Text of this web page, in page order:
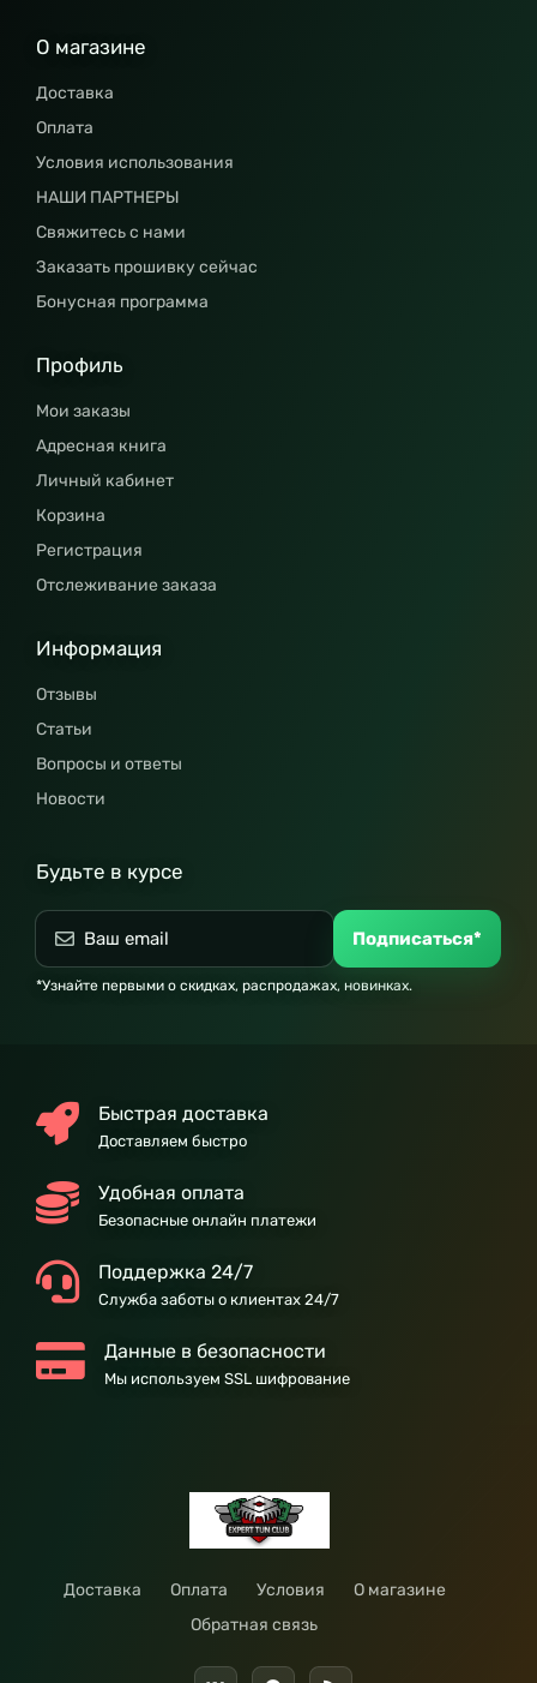
О магазине
Доставка
Оплата
Условия использования
НАШИ ПАРТНЕРЫ
Свяжитесь с нами
Заказать прошивку сейчас
Бонусная программа
Профиль
Мои заказы
Адресная книга
Личный кабинет
Корзина
Регистрация
Отслеживание заказа
Информация
Отзывы
Статьи
Вопросы и ответы
Новости
Будьте в курсе
Подписаться*
*Узнайте первыми о скидках, распродажах, новинках.
Быстрая доставка
Доставляем быстро
Удобная оплата
Безопасные онлайн платежи
Поддержка 24/7
Служба заботы о клиентах 24/7
Данные в безопасности
Мы используем SSL шифрование
Доставка Оплата Условия
О магазине
Обратная связь